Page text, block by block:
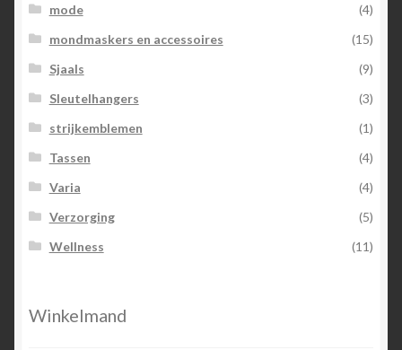
mode
(4)
mondmaskers en accessoires
(15)
Sjaals
(9)
Sleutelhangers
(3)
strijkemblemen
(1)
Tassen
(4)
Varia
(4)
Verzorging
(5)
Wellness
(11)
Winkelmand